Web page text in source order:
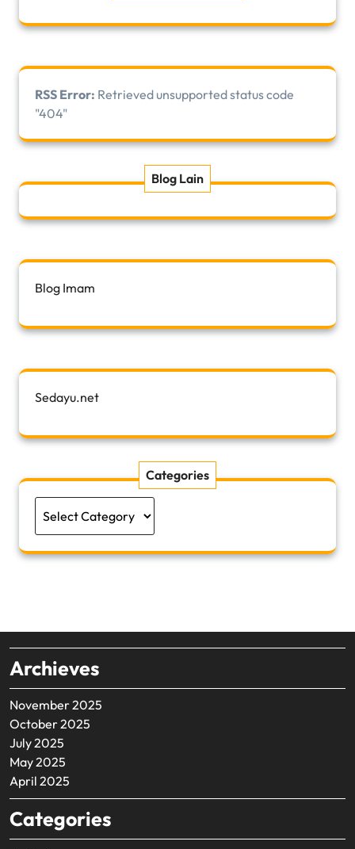
RSS Error: Retrieved unsupported status code
"404"
Blog Lain
Blog Imam
Sedayu.net
Categories
Archieves
November 2025
October 2025
July 2025
May 2025
April 2025
Categories